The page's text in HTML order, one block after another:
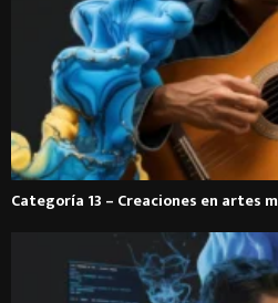
Categoría 13 – Creaciones en artes